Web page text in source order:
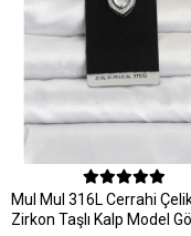
MuI MuI 316L Cerrahi
Zirkon Taşlı Kalp Model